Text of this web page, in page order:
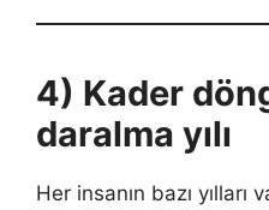
4) Kader
daralma yılı
Her insanın bazı yılları